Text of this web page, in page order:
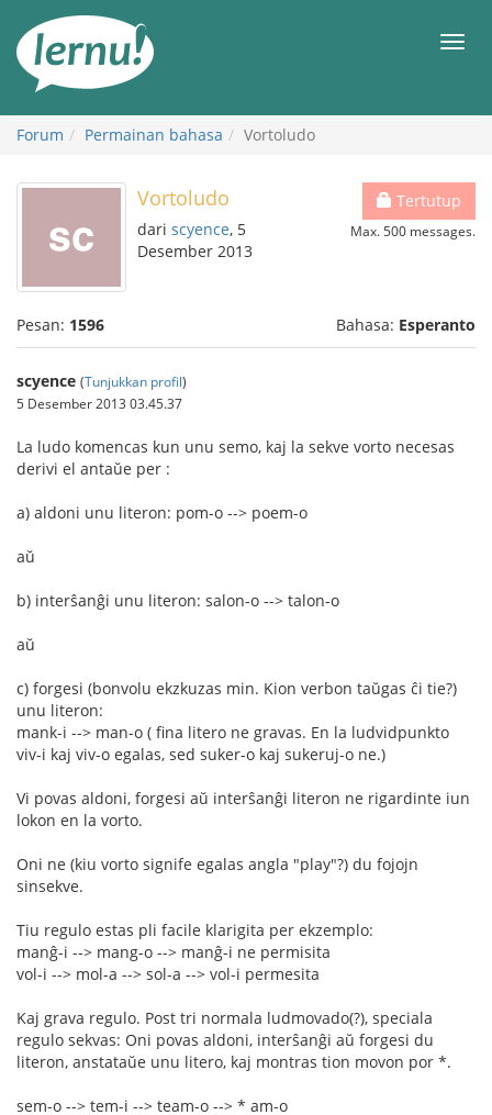
daftar
Forum Permainan bahasa Vortoludo
Tertutup
Max. 500 messages.
Vortoludo
dari scyence, 5
Desember 2013
Pesan: 1596 Bahasa: Esperanto
scyence (Tunjukkan profil)
5 Desember 2013 03.45.37
La ludo komencas kun unu semo, kaj la sekve vorto necesas
derivi el antaŭe per :
a) aldoni unu literon: pom-o --> poem-o
aŭ
b) interŝanĝi unu literon: salon-o --> talon-o
aŭ
c) forgesi (bonvolu ekzkuzas min. Kion verbon taŭgas ĉi tie?)
unu literon:
mank-i --> man-o ( fina litero ne gravas. En la ludvidpunkto
viv-i kaj viv-o egalas, sed suker-o kaj sukeruj-o ne.)
Vi povas aldoni, forgesi aŭ interŝanĝi literon ne rigardinte iun
lokon en la vorto.
Oni ne (kiu vorto signife egalas angla "play"?) du fojojn
sinsekve.
Tiu regulo estas pli facile klarigita per ekzemplo:
manĝ-i --> mang-o --> manĝ-i ne permisita
vol-i --> mol-a --> sol-a --> vol-i permesita
Kaj grava regulo. Post tri normala ludmovado(?), speciala
regulo sekvas: Oni povas aldoni, interŝanĝi aŭ forgesi du
literon, anstataŭe unu litero, kaj montras tion movon por *.
sem-o --> tem-i --> team-o --> * am-o